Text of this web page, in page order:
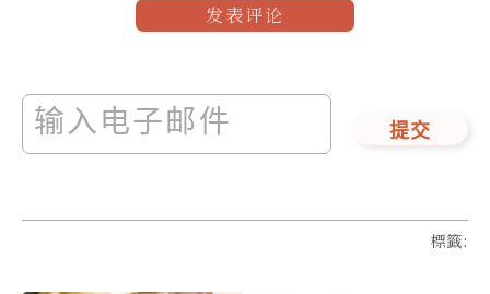
发表评论
提交
標籤: